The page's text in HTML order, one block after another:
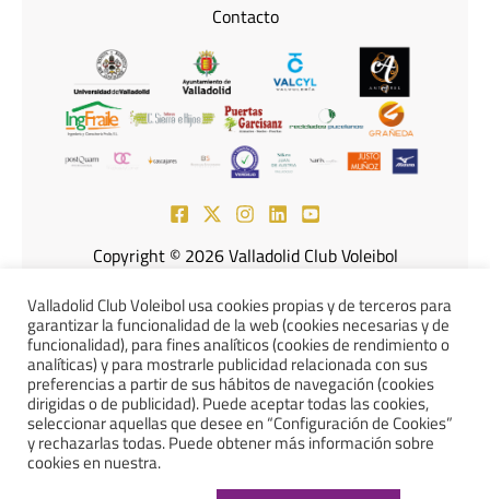
Contacto
Copyright © 2026 Valladolid Club Voleibol
Aviso Legal Política de
Cookies Política de Privacidad
Valladolid Club Voleibol usa cookies propias y de terceros para
garantizar la funcionalidad de la web (cookies necesarias y de
funcionalidad), para fines analíticos (cookies de rendimiento o
analíticas) y para mostrarle publicidad relacionada con sus
preferencias a partir de sus hábitos de navegación (cookies
dirigidas o de publicidad). Puede aceptar todas las cookies,
seleccionar aquellas que desee en “Configuración de Cookies”
y rechazarlas todas. Puede obtener más información sobre
cookies en nuestra.